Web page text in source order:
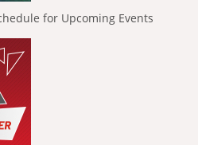
for Upcoming Events